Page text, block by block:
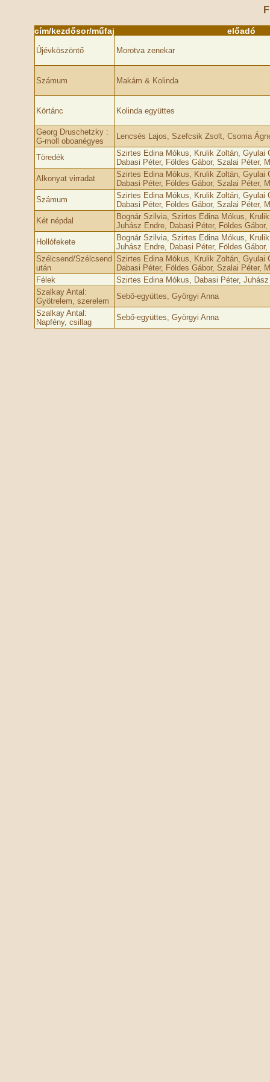
cím/kezdősor/műfaj előadó
Újévköszöntő Morotva zenekar
Számum Makám & Kolinda
Körtánc Kolinda együttes
Georg Druschetzky :
G-moll oboanégyes
Lencsés Lajos, Szefcsik Zsolt, Csoma
Töredék
Szirtes Edina Mókus, Krulik Zoltán, Gyulai
Dabasi Péter, Földes Gábor, Szalai Péter,
Alkonyat virradat
Szirtes Edina Mókus, Krulik Zoltán, Gyulai
Dabasi Péter, Földes Gábor, Szalai Péter,
Számum
Szirtes Edina Mókus, Krulik Zoltán, Gyulai
Dabasi Péter, Földes Gábor, Szalai Péter,
Két népdal
Bognár Szilvia, Szirtes Edina Mókus,
Juhász Endre, Dabasi Péter, Földes
Hollófekete
Bognár Szilvia, Szirtes Edina Mókus,
Juhász Endre, Dabasi Péter, Földes
Szélcsend/Szélcsend
után
Szirtes Edina Mókus, Krulik Zoltán, Gyulai
Dabasi Péter, Földes Gábor, Szalai Péter,
Félek
Szirtes Edina Mókus, Dabasi Péter, Juhász
Szalkay Antal:
Gyötrelem, szerelem
Sebő-együttes, Györgyi Anna
Szalkay Antal:
Napfény, csillag
Sebő-együttes, Györgyi Anna